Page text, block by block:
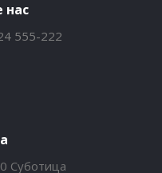
нас
555-222
Суботица